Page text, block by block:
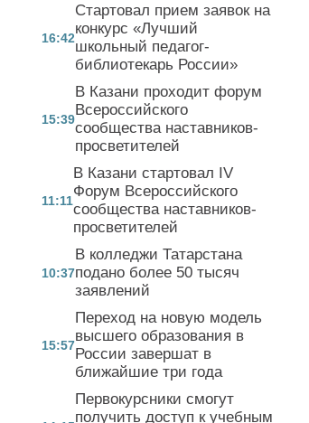
16:42
Стартовал прием заявок на
конкурс «Лучший
школьный педагог-
библиотекарь России»
15:39
В Казани проходит форум
Всероссийского
сообщества наставников-
просветителей
11:11
В Казани стартовал IV
Форум Всероссийского
сообщества наставников-
просветителей
10:37
В колледжи Татарстана
подано более 50 тысяч
заявлений
15:57
Переход на новую модель
высшего образования в
России завершат в
ближайшие три года
Первокурсники смогут
получить доступ к учебным